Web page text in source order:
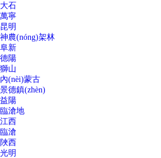
大石
萬寧
昆明
神農(nóng)架林
阜新
德陽
獅山
內(nèi)蒙古
景德鎮(zhèn)
益陽
臨滄地
江西
臨滄
陜西
光明